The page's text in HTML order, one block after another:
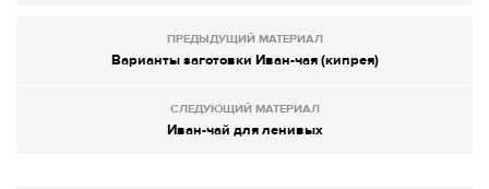
ПРЕДЫДУЩИЙ МАТЕРИАЛ
Варианты заготовки Иван-чая (кипрея)
СЛЕДУЮЩИЙ МАТЕРИАЛ
Иван-чай для ленивых